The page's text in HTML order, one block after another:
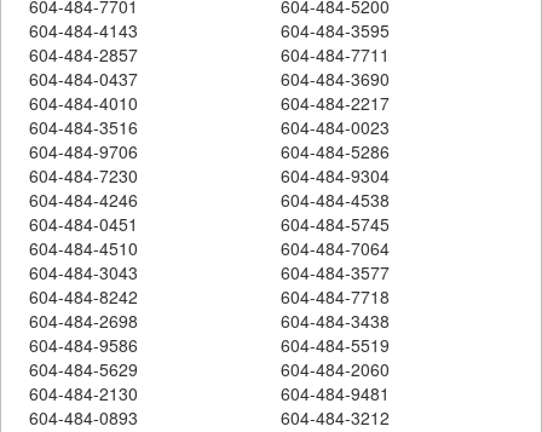
604-484-7701
604-484-5200
604-484-4143
604-484-3595
604-484-2857
604-484-7711
604-484-0437
604-484-3690
604-484-4010
604-484-2217
604-484-3516
604-484-0023
604-484-9706
604-484-5286
604-484-7230
604-484-9304
604-484-4246
604-484-4538
604-484-0451
604-484-5745
604-484-4510
604-484-7064
604-484-3043
604-484-3577
604-484-8242
604-484-7718
604-484-2698
604-484-3438
604-484-9586
604-484-5519
604-484-5629
604-484-2060
604-484-2130
604-484-9481
604-484-0893
604-484-3212